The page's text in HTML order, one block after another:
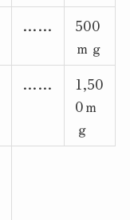
……
500
ｍｇ
……
1,50
0ｍ
ｇ